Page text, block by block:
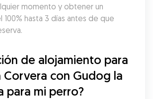
momento y obtener un
hasta 3 días antes de que
de alojamiento para
Corvera con Gudog la
para mi perro?